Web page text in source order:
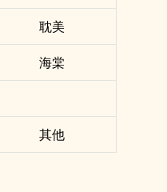
耽美
海棠
其他